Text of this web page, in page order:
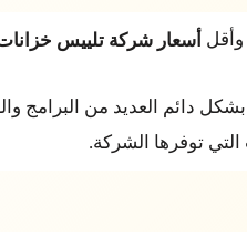
وأقل أسعار شركة تلييس
بشكل دائم العديد من البرامج
توفرها الشركة.